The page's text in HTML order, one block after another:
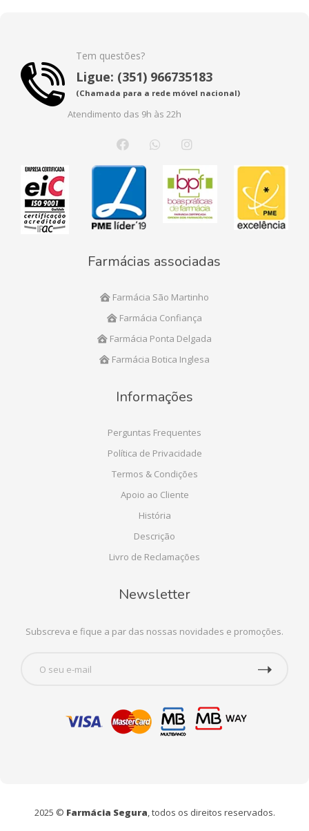
Tem questões?
Ligue: (351) 966735183
(Chamada para a rede móvel nacional)
Atendimento das 9h às 22h
Farmácias associadas
Farmácia São Martinho
Farmácia Confiança
Farmácia Ponta Delgada
Farmácia Botica Inglesa
Informações
Perguntas Frequentes
Política de Privacidade
Termos & Condições
Apoio ao Cliente
História
Descrição
Livro de Reclamações
Newsletter
Subscreva e fique a par das nossas novidades e promoções.
2025 © Farmácia Segura, todos os direitos reservados.